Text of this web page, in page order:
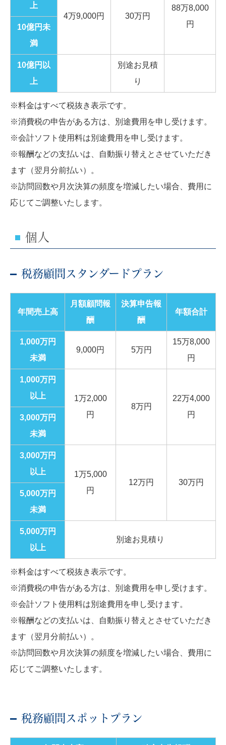
上
4万9,000円
30万円
88万8,000
円
10億円未
満
10億円以
上
別途お見積
り
※料金はすべて税抜き表示です。
※消費税の申告がある方は、別途費用を申し受けます。
※会計ソフト使用料は別途費用を申し受けます。
※報酬などの支払いは、自動振り替えとさせていただき
ます（翌月分前払い）。
※訪問回数や月次決算の頻度を増減したい場合、費用に
応じてご調整いたします。
個人
税務顧問スタンダードプラン
年間売上高
月額顧問報
酬
決算申告報
酬
年額合計
1,000万円
未満
9,000円 5万円
15万8,000
円
1,000万円
以上
1万2,000
円
8万円
22万4,000
円
3,000万円
未満
3,000万円
以上
1万5,000
円
12万円
30万円
5,000万円
未満
5,000万円
以上
別途お見積り
※料金はすべて税抜き表示です。
※消費税の申告がある方は、別途費用を申し受けます。
※会計ソフト使用料は別途費用を申し受けます。
※報酬などの支払いは、自動振り替えとさせていただき
ます（翌月分前払い）。
※訪問回数や月次決算の頻度を増減したい場合、費用に
応じてご調整いたします。
税務顧問スポットプラン